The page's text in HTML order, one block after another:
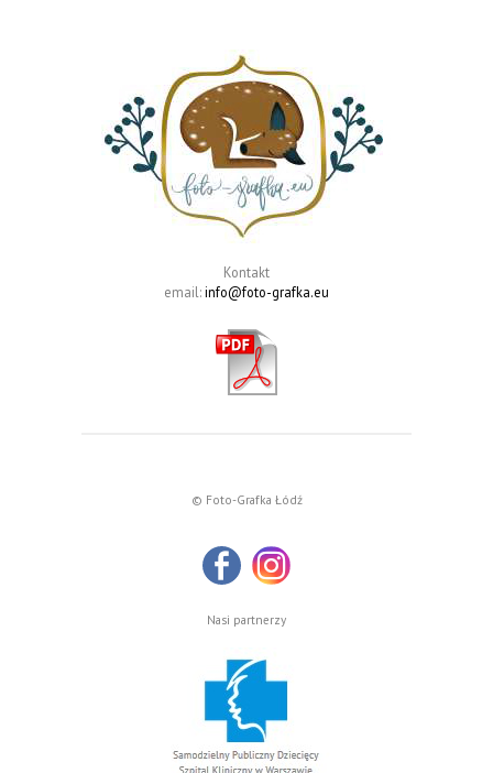
Kontakt
email:info@foto-grafka.eu
© Foto-Grafka Łódź
Nasi partnerzy